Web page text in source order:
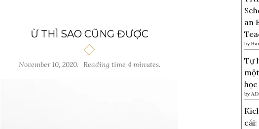
Ừ THÌ SAO CŨNG ĐƯỢC
November 10, 2020. Reading time 4 minutes.
an
by
Tự
by